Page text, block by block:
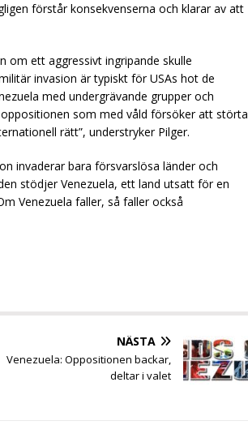
förstår konsekvenserna och klarar av att
om ett aggressivt ingripande skulle
invasion är typiskt för USAs hot de
med undergrävande grupper och
som med våld försöker att störta
rätt”, understryker Pilger.
invaderar bara försvarslösa länder och
stödjer Venezuela, ett land utsatt för en
Venezuela faller, så faller också
NÄSTA
Venezuela: Oppositionen backar,
deltar i valet